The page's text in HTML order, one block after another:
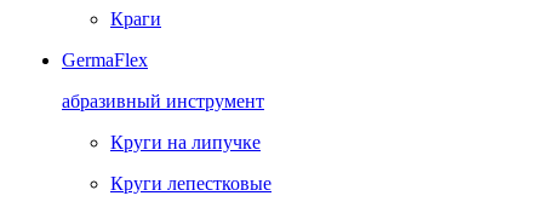
Краги
GermaFlex
абразивный инструмент
Круги на липучке
Круги лепестковые